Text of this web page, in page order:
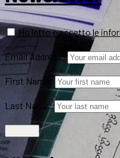
Ho letto e accetto le
Email Address:
First Name:
Last Name: